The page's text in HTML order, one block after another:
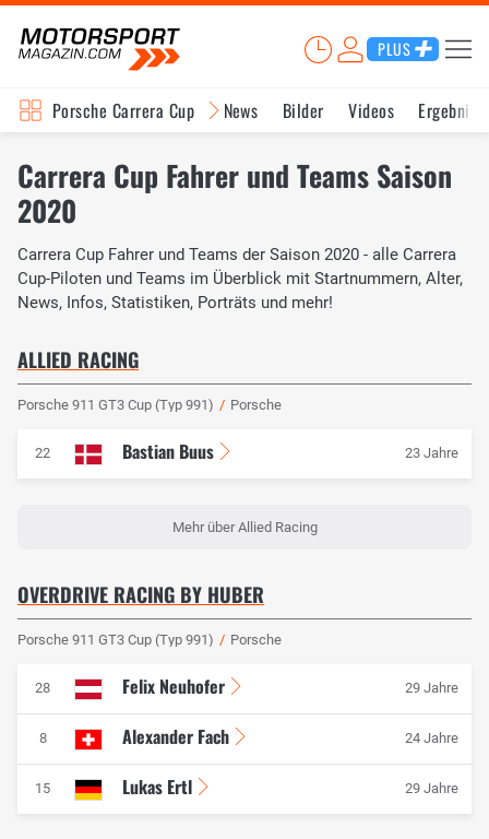
PLUS
Porsche Carrera Cup News Bilder Videos
Carrera Cup Fahrer und Teams Saison
2020
Carrera Cup Fahrer und Teams der Saison 2020 - alle Carrera
Cup-Piloten und Teams im Überblick mit Startnummern, Alter,
News, Infos, Statistiken, Porträts und mehr!
ALLIED RACING
Porsche 911 GT3 Cup (Typ 991) / Porsche
22 Bastian Buus 23 Jahre
Mehr über Allied Racing
OVERDRIVE RACING BY HUBER
Porsche 911 GT3 Cup (Typ 991) / Porsche
28 Felix Neuhofer 29 Jahre
8 Alexander Fach 24 Jahre
15 Lukas Ertl 29 Jahre